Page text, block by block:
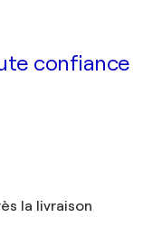
confiance
la livraison